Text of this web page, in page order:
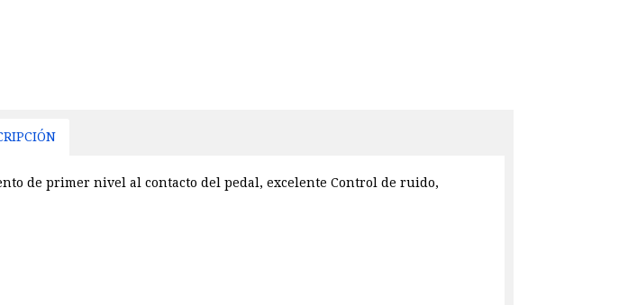
de primer nivel al contacto del pedal, excelente Control de ruido,